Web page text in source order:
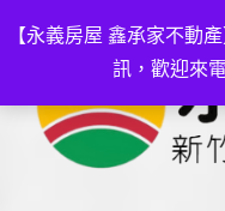
【永義房屋 鑫承家不動
訊，歡迎來